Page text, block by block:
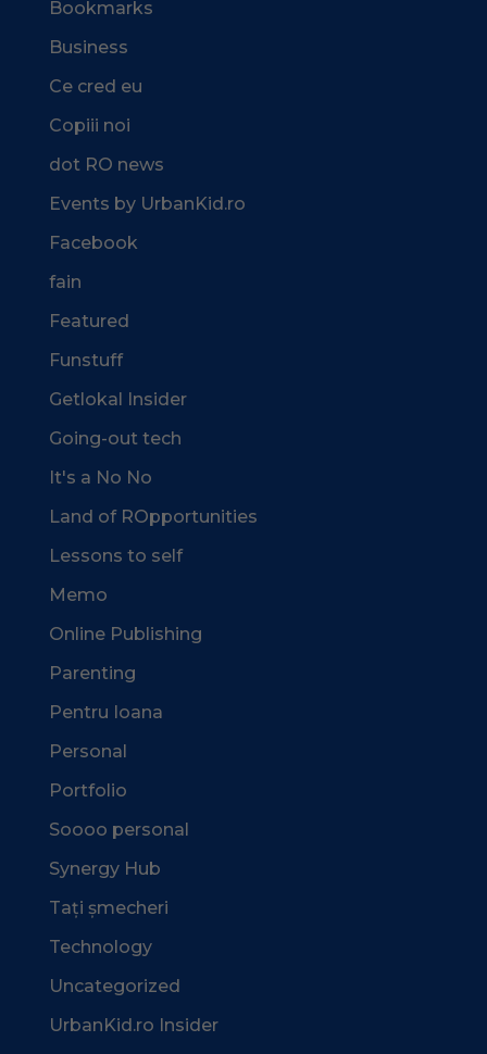
Bookmarks
Business
Ce cred eu
Copiii noi
dot RO news
Events by UrbanKid.ro
Facebook
fain
Featured
Funstuff
Getlokal Insider
Going-out tech
It's a No No
Land of ROpportunities
Lessons to self
Memo
Online Publishing
Parenting
Pentru Ioana
Personal
Portfolio
Soooo personal
Synergy Hub
Tați șmecheri
Technology
Uncategorized
UrbanKid.ro Insider